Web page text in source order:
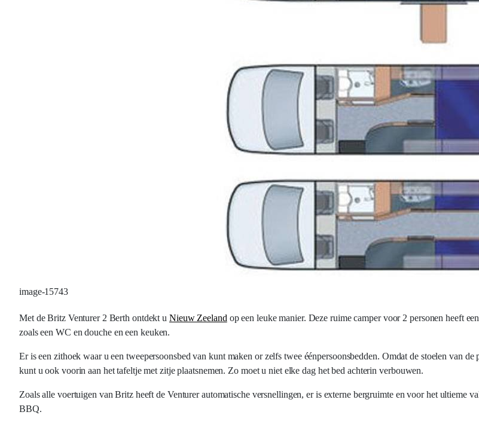
image-15743
Met de Britz Venturer 2 Berth ontdekt u Nieuw Zeeland op een leuke manier. Deze ruime camper voor 2 personen heeft
zoals een WC en douche en een keuken.
Er is een zithoek waar u een tweepersoonsbed van kunt maken or zelfs twee éénpersoonsbedden. Omdat de stoelen van de
kunt u ook voorin aan het tafeltje met zitje plaatsnemen. Zo moet u niet elke dag het bed achterin verbouwen.
Zoals alle voertuigen van Britz heeft de Venturer automatische versnellingen, er is externe bergruimte en voor het ultieme
BBQ.